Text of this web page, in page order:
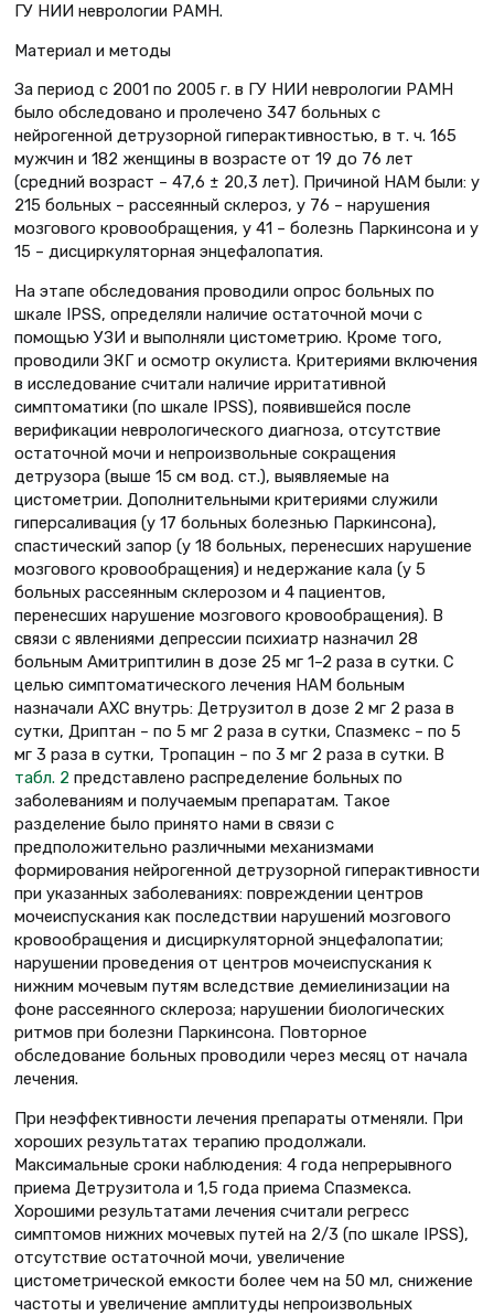
ГУ НИИ неврологии РАМН.
Материал и методы
За период с 2001 по 2005 г. в ГУ НИИ неврологии РАМН
было обследовано и пролечено 347 больных с
нейрогенной детрузорной гиперактивностью, в т. ч. 165
мужчин и 182 женщины в возрасте от 19 до 76 лет
(средний возраст – 47,6 ± 20,3 лет). Причиной НАМ были: у
215 больных – рассеянный склероз, у 76 – нарушения
мозгового кровообращения, у 41 – болезнь Паркинсона и у
15 – дисциркуляторная энцефалопатия.
На этапе обследования проводили опрос больных по
шкале IPSS, определяли наличие остаточной мочи с
помощью УЗИ и выполняли цистометрию. Кроме того,
проводили ЭКГ и осмотр окулиста. Критериями включения
в исследование считали наличие ирритативной
симптоматики (по шкале IPSS), появившейся после
верификации неврологического диагноза, отсутствие
остаточной мочи и непроизвольные сокращения
детрузора (выше 15 см вод. ст.), выявляемые на
цистометрии. Дополнительными критериями служили
гиперсаливация (у 17 больных болезнью Паркинсона),
спастический запор (у 18 больных, перенесших нарушение
мозгового кровообращения) и недержание кала (у 5
больных рассеянным склерозом и 4 пациентов,
перенесших нарушение мозгового кровообращения). В
связи с явлениями депрессии психиатр назначил 28
больным Амитриптилин в дозе 25 мг 1–2 раза в сутки. С
целью симптоматического лечения НАМ больным
назначали АХС внутрь: Детрузитол в дозе 2 мг 2 раза в
сутки, Дриптан – по 5 мг 2 раза в сутки, Спазмекс – по 5
мг 3 раза в сутки, Тропацин – по 3 мг 2 раза в сутки. В
табл. 2 представлено распределение больных по
заболеваниям и получаемым препаратам. Такое
разделение было принято нами в связи с
предположительно различными механизмами
формирования нейрогенной детрузорной гиперактивности
при указанных заболеваниях: повреждении центров
мочеиспускания как последствии нарушений мозгового
кровообращения и дисциркуляторной энцефалопатии;
нарушении проведения от центров мочеиспускания к
нижним мочевым путям вследствие демиелинизации на
фоне рассеянного склероза; нарушении биологических
ритмов при болезни Паркинсона. Повторное
обследование больных проводили через месяц от начала
лечения.
При неэффективности лечения препараты отменяли. При
хороших результатах терапию продолжали.
Максимальные сроки наблюдения: 4 года непрерывного
приема Детрузитола и 1,5 года приема Спазмекса.
Хорошими результатами лечения считали регресс
симптомов нижних мочевых путей на 2/3 (по шкале IPSS),
отсутствие остаточной мочи, увеличение
цистометрической емкости более чем на 50 мл, снижение
частоты и увеличение амплитуды непроизвольных